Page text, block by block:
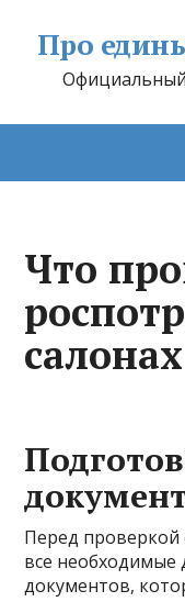
Про
Что
Перед проверкой
все необходимые
документов,